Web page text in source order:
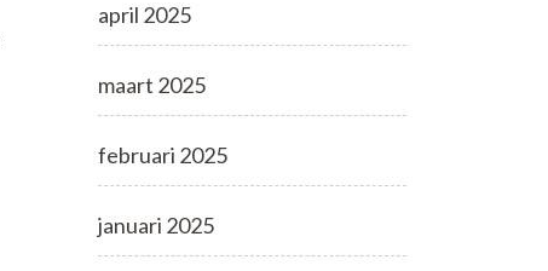
april 2025
maart 2025
februari 2025
januari 2025